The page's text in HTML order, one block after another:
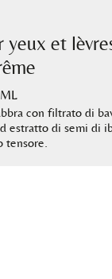
yeux et
con filtrato di
estratto di semi di
tensore.